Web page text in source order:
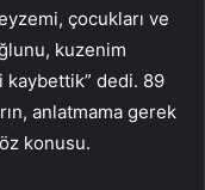
çocukları ve
kuzenim
kaybettik” dedi. 89
anlatmama gerek
konusu.